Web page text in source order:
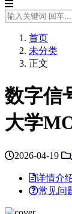
首页
未分类
正文
数字信
大学
2026-04-19
详情介
常见问